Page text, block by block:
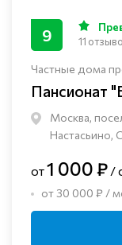
Частные дома
Пансионат
Москва,
Настасьино,
9 11
от1 000 ₽ /
от 30 000 ₽ /